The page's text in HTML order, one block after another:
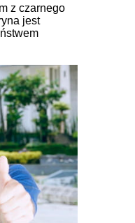
z czarnego
jest